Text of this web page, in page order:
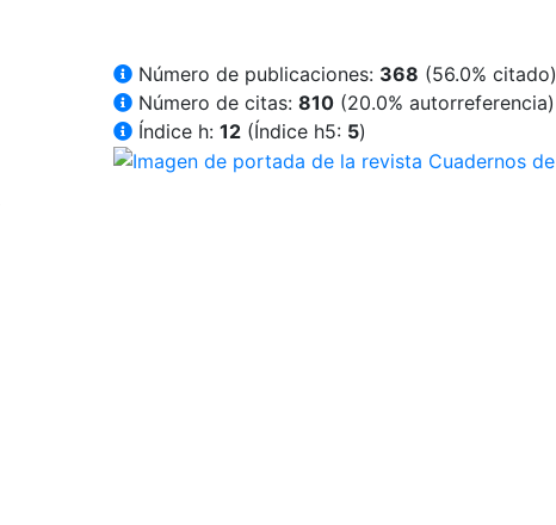
Número de publicaciones: 368 (56.0% citado)
Número de citas: 810 (20.0% autorreferencia)
Índice h: 12 (Índice h5: 5)